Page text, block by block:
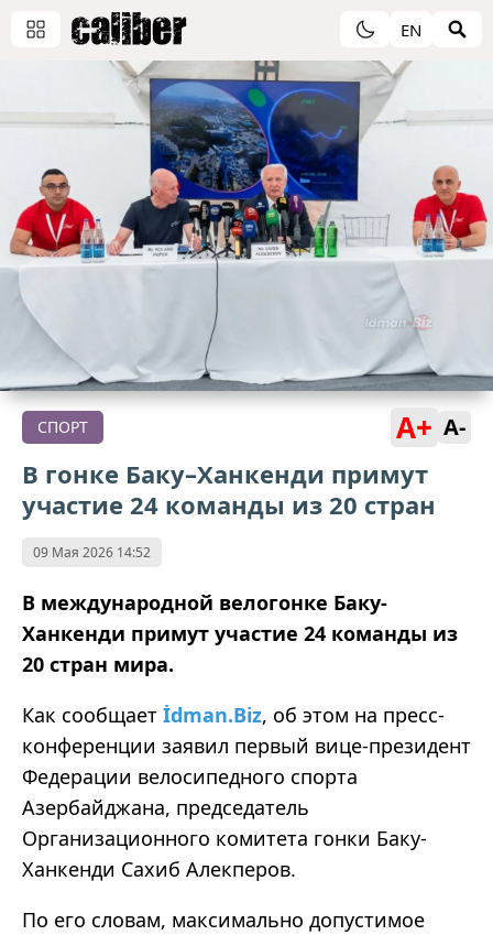
EN
СПОРТ A+ A-
В гонке Баку–Ханкенди примут
участие 24 команды из 20 стран
09 Мая 2026 14:52
В международной велогонке Баку-
Ханкенди примут участие 24 команды из
20 стран мира.
Как сообщает İdman.Biz, об этом на пресс-
конференции заявил первый вице-президент
Федерации велосипедного спорта
Азербайджана, председатель
Организационного комитета гонки Баку-
Ханкенди Сахиб Алекперов.
По его словам, максимально допустимое